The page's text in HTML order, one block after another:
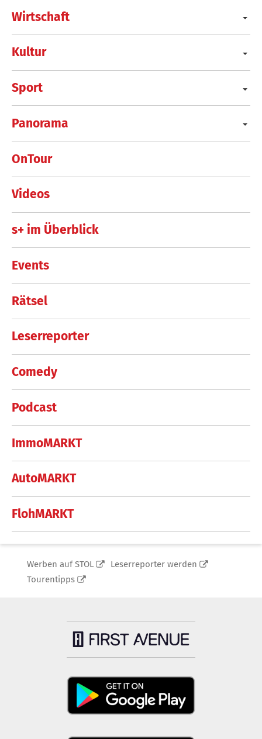
Wirtschaft
Kultur
Sport
Panorama
OnTour
Videos
s+ im Überblick
Events
Rätsel
Leserreporter
Comedy
Podcast
ImmoMARKT
AutoMARKT
FlohMARKT
Werben auf STOL
Leserreporter werden
Tourentipps